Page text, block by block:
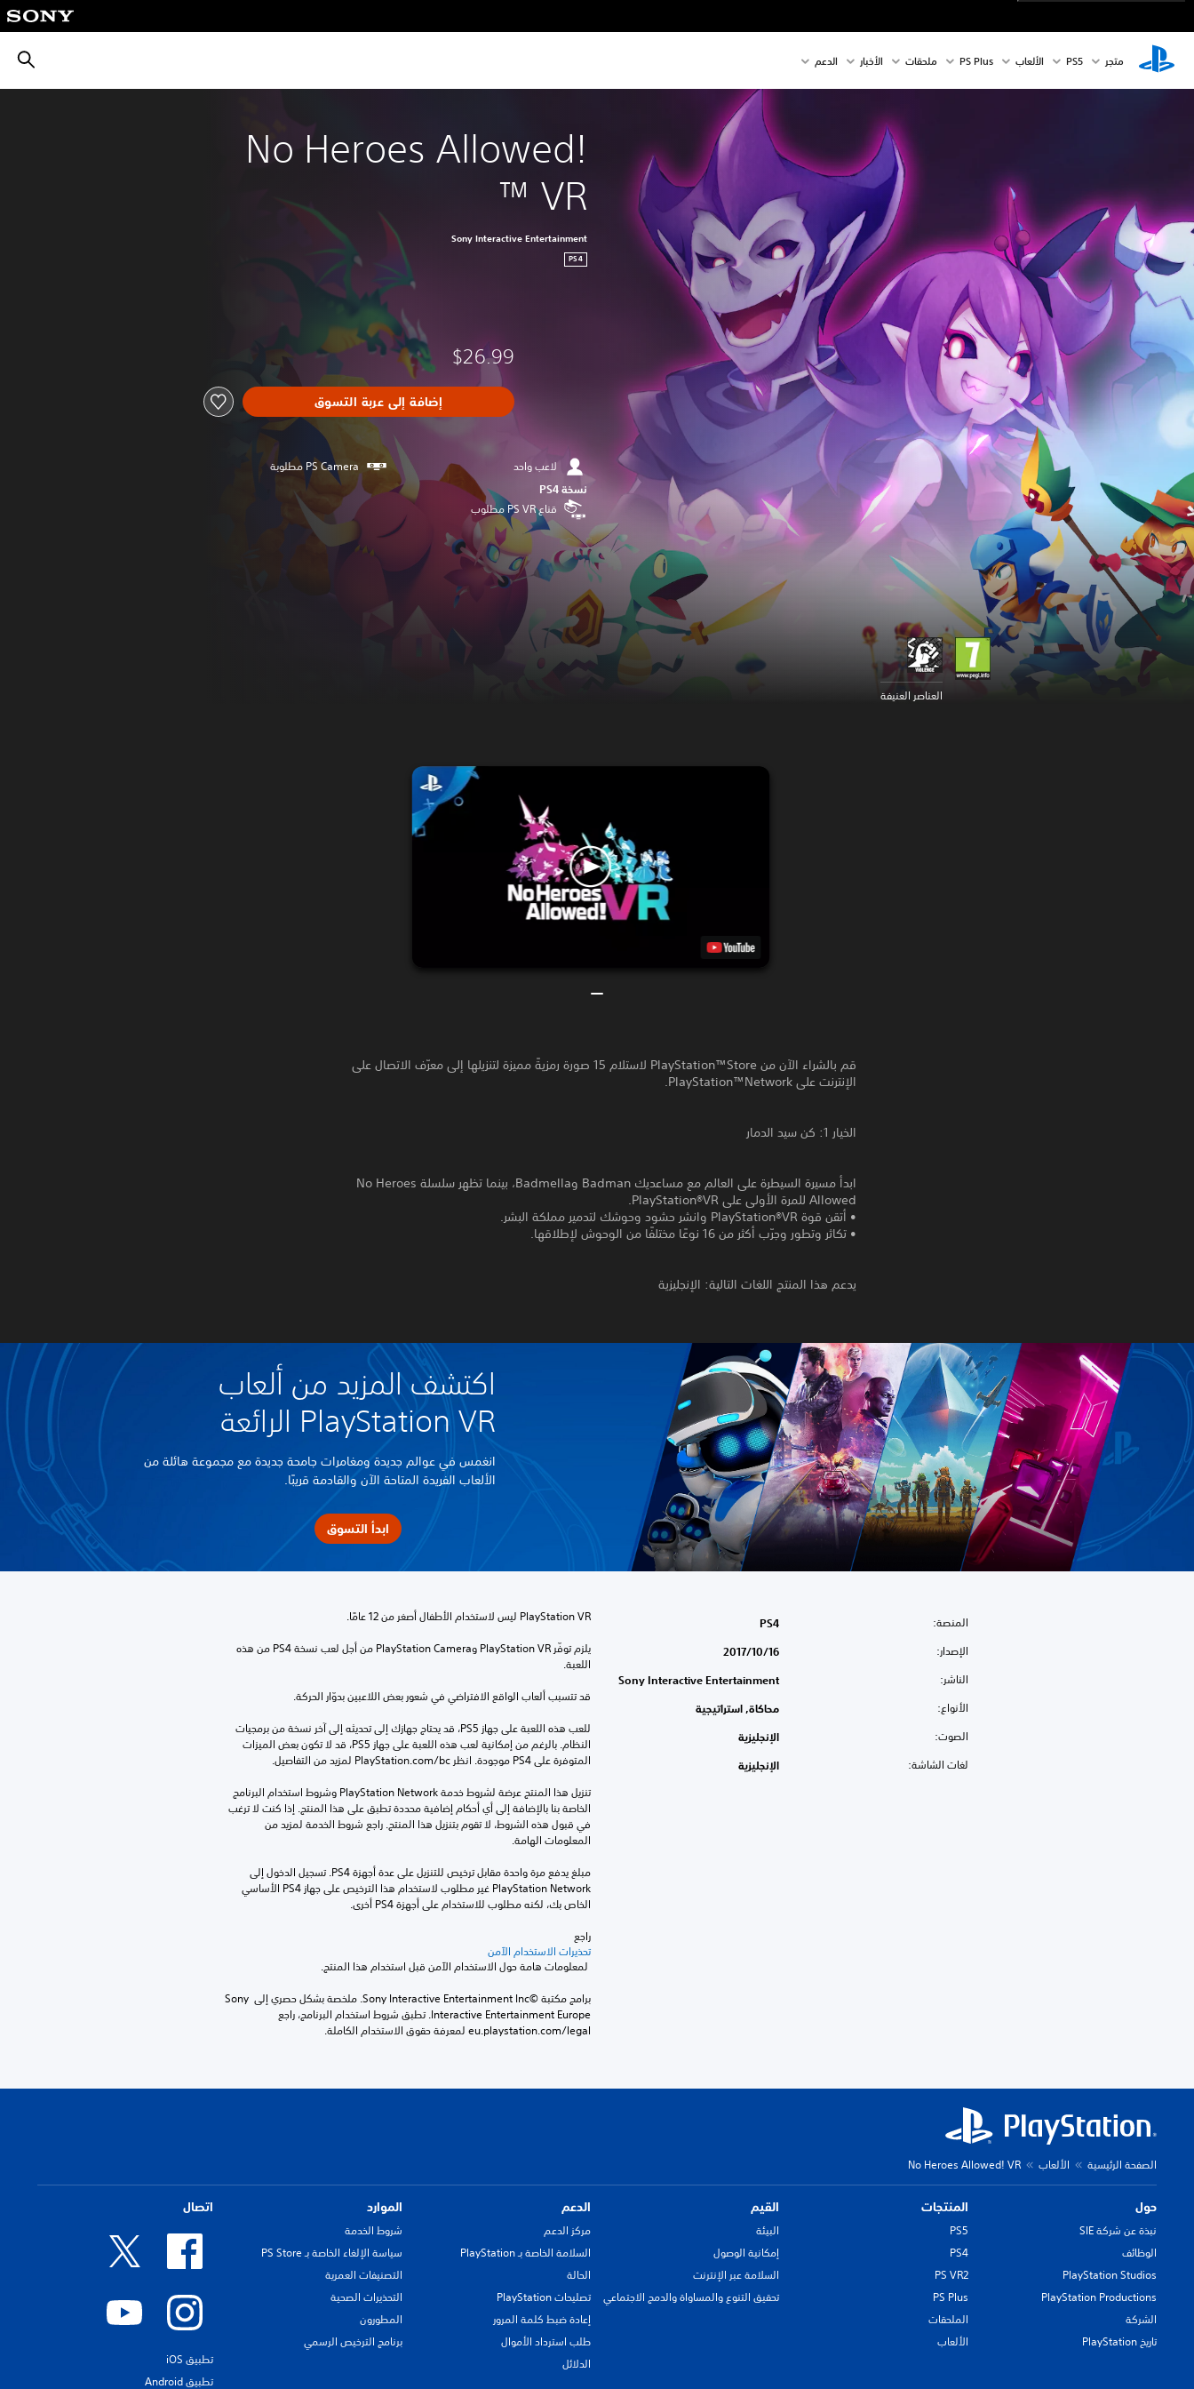
متجر PS5‏ الألعاب PS Plus ملحقات الأخبار الدعم
No Heroes Allowed!
™ VR
Sony Interactive Entertainment
PS4
$26.99
إضافة إلى عربة التسوق
لاعب واحد
نسخة PS4‏
قناع PS VR مطلوب
العناصر العنيفة
قم بالشراء الآن من PlayStation™Store لاستلام 15 صورة رمزيةً مميزة لتنزيلها إلى معرّف الاتصال على
الإنترنت على PlayStation™Network.
الخيار 1: كن سيد الدمار
ابدأ مسيرة السيطرة على العالم مع مساعديك Badman وBadmella، بينما تظهر سلسلة No Heroes
Allowed للمرة الأولى على PlayStation®VR.
• أتقن قوة PlayStation®VR وانشر حشود وحوشك لتدمير مملكة البشر.
• تكاثر وتطور وجرّب أكثر من 16 نوعًا مختلفًا من الوحوش لإطلاقها.
يدعم هذا المنتج اللغات التالية: الإنجليزية
اكتشف المزيد من ألعاب
PlayStation VR الرائعة
انغمس في عوالم جديدة ومغامرات جامحة جديدة مع مجموعة هائلة من
الألعاب الفريدة المتاحة الآن والقادمة قريبًا.
ابدأ التسوق
المنصة: PS4
الإصدار: 16‏/10‏/2017
الناشر: Sony Interactive Entertainment
الأنواع: محاكاة, استراتيجية
الصوت: الإنجليزية
لغات الشاشة: الإنجليزية
يلزم توفّر PlayStation VR وPlayStation Camera من أجل لعب نسخة PS4 من هذه
اللعبة.
قد تتسبب ألعاب الواقع الافتراضي في شعور بعض اللاعبين بدوّار الحركة.
للعب هذه اللعبة على جهاز PS5، قد يحتاج جهازك إلى تحديثه إلى آخر نسخة من برمجيات
النظام. بالرغم من إمكانية لعب هذه اللعبة على جهاز PS5، قد لا تكون بعض الميزات
المتوفرة على PS4 موجودة. انظر ‎PlayStation.com/bc لمزيد من التفاصيل.
الخاصة بنا بالإضافة إلى أي أحكام إضافية محددة تطبق على هذا المنتج. إذا كنت لا ترغب
في قبول هذه الشروط، لا تقوم بتنزيل هذا المنتج. راجع شروط الخدمة لمزيد من
المعلومات الهامة.
مبلغ يدفع مرة واحدة مقابل ترخيص للتنزيل على عدة أجهزة PS4. تسجيل الدخول إلى
PlayStation Network غير مطلوب لاستخدام هذا الترخيص على جهاز PS4 الأساسي
الخاص بك، لكنه مطلوب للاستخدام على أجهزة PS4 أخرى.
راجع
تحذيرات الاستخدام الآمن
برامج مكتبة ©Sony Interactive Entertainment Inc. ملخصة بشكل حصري إلى Sony
eu.playstation.com/legal لمعرفة حقوق الاستخدام الكاملة.
الصفحة الرئيسية الألعاب No Heroes Allowed! VR
حول
نبذة عن شركة SIE
الوظائف
PlayStation Studios
PlayStation Productions
الشركة
تاريخ PlayStation
المنتجات
PS5
PS4
PS VR2
PS Plus
الملحقات
الألعاب
القيم
البيئة
إمكانية الوصول
السلامة عبر الإنترنت
تحقيق التنوع والمساواة والدمج الاجتماعي
الدعم
مركز الدعم
السلامة الخاصة بـ PlayStation
الحالة
تصليحات PlayStation
إعادة ضبط كلمة المرور
طلب استرداد الأموال
الدلائل
الموارد
شروط الخدمة
سياسة الإلغاء الخاصة بـ PS Store
التصنيفات العمرية
التحذيرات الصحية
المطورون
برنامج الترخيص الرسمي
اتصال
تطبيق iOS
تطبيق Android